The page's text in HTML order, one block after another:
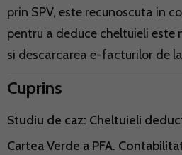
prin SPV, este recunoscuta in
pentru a deduce cheltuieli este
si descarcarea e-facturilor de
Cuprins
Studiu de caz: Cheltuieli
Cartea Verde a PFA.